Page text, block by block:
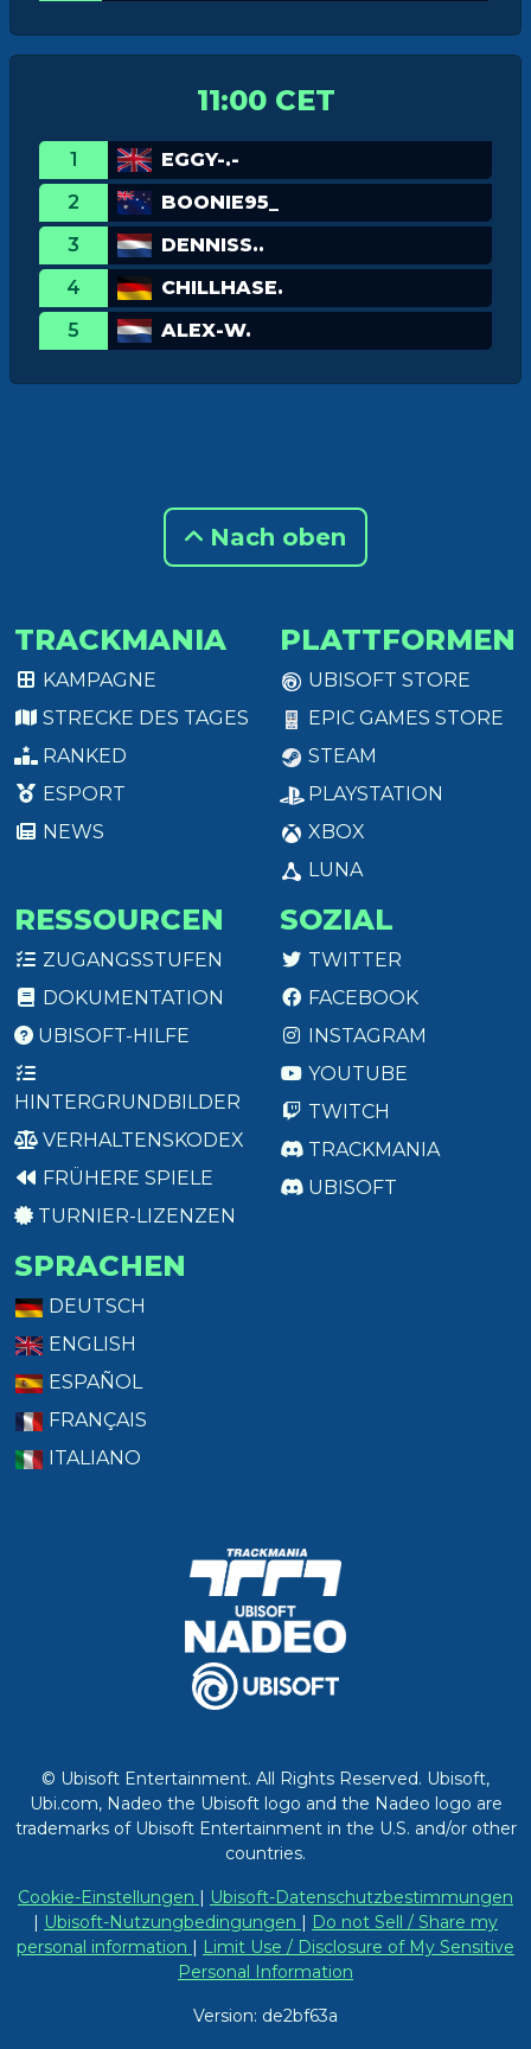
11:00 CET
1
EGGY-.-
2
BOONIE95_
3
DENNISS..
4
CHILLHASE.
5
ALEX-W.
Nach oben
TRACKMANIA
KAMPAGNE
STRECKE DES TAGES
RANKED
ESPORT
NEWS
PLATTFORMEN
UBISOFT STORE
EPIC GAMES STORE
STEAM
PLAYSTATION
XBOX
LUNA
RESSOURCEN
ZUGANGSSTUFEN
DOKUMENTATION
UBISOFT-HILFE
HINTERGRUNDBILDER
VERHALTENSKODEX
FRÜHERE SPIELE
TURNIER-LIZENZEN
SOZIAL
TWITTER
FACEBOOK
INSTAGRAM
YOUTUBE
TWITCH
TRACKMANIA
UBISOFT
SPRACHEN
DEUTSCH
ENGLISH
ESPAÑOL
FRANÇAIS
ITALIANO
© Ubisoft Entertainment. All Rights Reserved. Ubisoft,
Ubi.com, Nadeo the Ubisoft logo and the Nadeo logo are
trademarks of Ubisoft Entertainment in the U.S. and/or other
countries.
Cookie-Einstellungen | Ubisoft-Datenschutzbestimmungen
| Ubisoft-Nutzungbedingungen | Do not Sell / Share my
personal information | Limit Use / Disclosure of My Sensitive
Personal Information
Version: de2bf63a